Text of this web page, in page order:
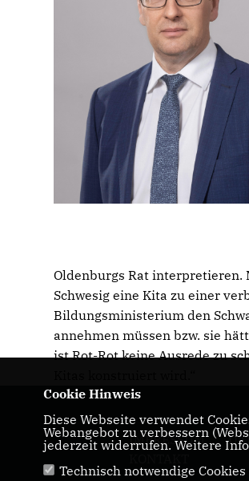
Oldenburgs Rat interpretieren.
Schwesig eine Kita zu einer
Bildungsministerium den
annehmen müssen bzw. sie
ist Rot-Rot keine Ausrede zu
IMPRESSUM
Cookie Hinweis
Diese Webseite verwendet
Webangebot zu verbessern
jederzeit widerrufen. Weitere
Technisch notwendige Cookies